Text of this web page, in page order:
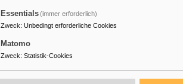
Essentials(immer erforderlich)
Zweck: Unbedingt erforderliche Cookies
Matomo
Zweck: Statistik-Cookies